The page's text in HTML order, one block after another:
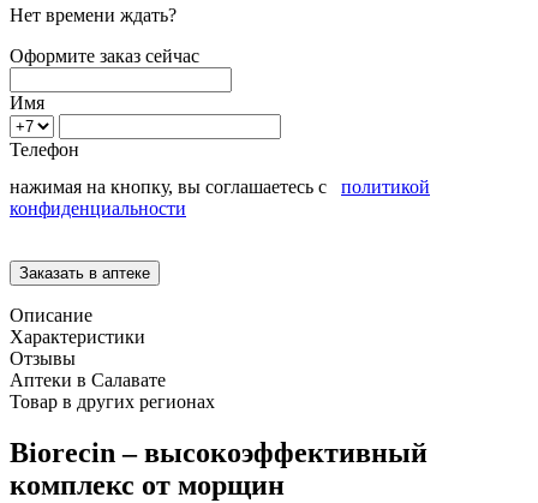
Нет времени ждать?
Оформите заказ сейчас
Имя
Телефон
нажимая на кнопку, вы соглашаетесь с политикой
конфиденциальности
Описание
Характеристики
Отзывы
Аптеки в Салавате
Товар в других регионах
Biorecin – высокоэффективный
комплекс от морщин